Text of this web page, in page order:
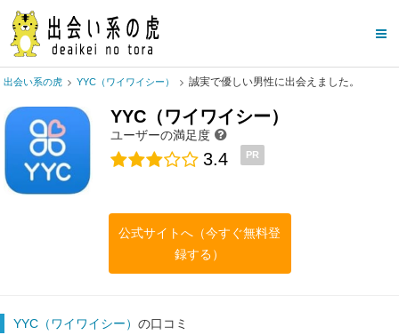
出会い系の虎 YYC（ワイワイシー） 誠実で優しい男性に出会えました。
YYC（ワイワイシー）
ユーザーの満足度
3.4 PR
公式サイトへ（今すぐ無料登
録する）
YYC（ワイワイシー） の口コミ